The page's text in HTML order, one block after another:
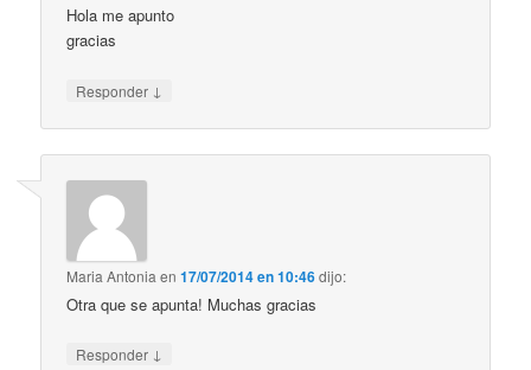
Hola me apunto
gracias
Responder ↓
Maria Antonia en17/07/2014 en 10:46dijo:
Otra que se apunta! Muchas gracias
Responder ↓